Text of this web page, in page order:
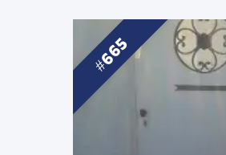
665